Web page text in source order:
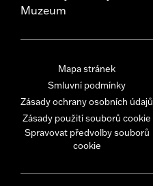
Muzeum
Mapa stránek
Smluvní podmínky
Zásady ochrany osobních údajů
Zásady použití souborů cookie
Spravovat předvolby souborů
cookie